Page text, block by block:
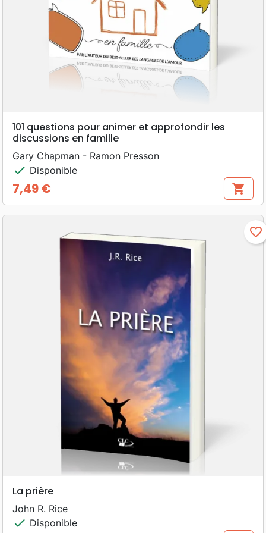
101 questions pour animer et approfondir les
discussions en famille
Gary Chapman - Ramon Presson
check Disponible
Prix
7,49 € shopping_cart
favorite_border
La prière
John R. Rice
check Disponible